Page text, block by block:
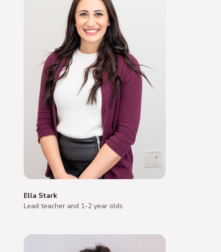
Ella Stark
Lead teacher and 1-2 year olds